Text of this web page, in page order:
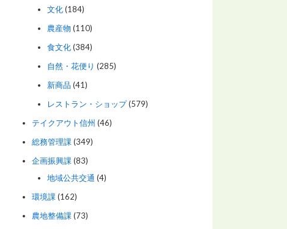
文化(184)
農産物 (110)
食文化(384)
自然・花便り (285)
新商品 (41)
レストラン・ショップ(579)
テイクアウト信州 (46)
総務管理課(349)
企画振興課(83)
地域公共交通 (4)
環境課(162)
農地整備課(73)